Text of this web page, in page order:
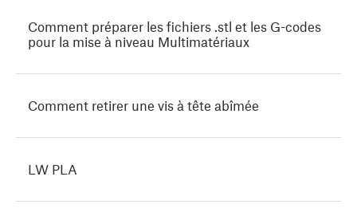
Comment préparer les fichiers .stl et les G-codes
pour la mise à niveau Multimatériaux
Comment retirer une vis à tête abîmée
LW PLA